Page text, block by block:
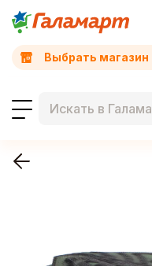
Выбрать магазин